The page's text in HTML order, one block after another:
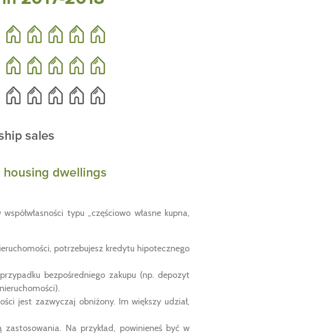
typu „częściowo własne kupna,
potrzebujesz kredytu hipotecznego
bezpośredniego zakupu (np. depozyt
jest zazwyczaj obniżony. Im większy udział,
Na przykład, powinieneś być w